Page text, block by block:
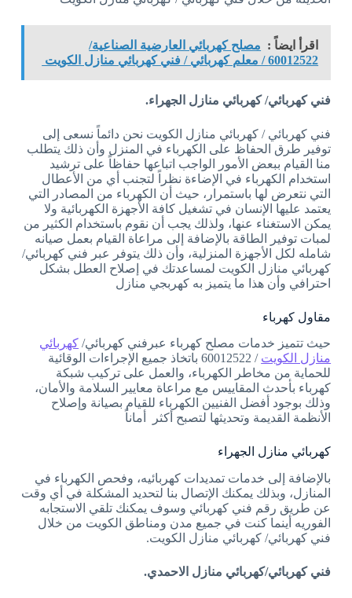
اقرأ ايضاً : مصلح كهربائي العارضية الصناعية/
60012522 / معلم كهربائي / فني كهربائي منازل الكويت
فني كهربائي/ كهربائي منازل الجهراء.
فني كهربائي / كهربائي منازل الكويت نحن دائماً نسعى إلى
توفير طرق الحفاظ على الكهرباء في المنزل وأن ذلك يتطلب
منا القيام ببعض الأمور الواجب اتباعها حفاظاً على ترشيد
استخدام الكهرباء في الإضاءة نظراً لتجنب أي من الأعطال
التي نتعرض لها باستمرار، حيث أن الكهرباء من المصادر التي
يعتمد عليها الإنسان في تشغيل كافة الأجهزة الكهربائية ولا
يمكن الاستغناء عنها، ولذلك يجب أن نقوم باستخدام الكثير من
لمبات توفير الطاقة بالإضافة إلى مراعاة القيام بعمل صيانه
شامله لكل الأجهزة المنزلية، وأن ذلك يتوفر عبر فني كهربائي/
كهربائي منازل الكويت لمساعدتك في إصلاح العطل بشكل
احترافي وأن هذا ما يتميز به كهربجي منازل
مقاول كهرباء
حيث تتميز خدمات مصلح كهرباء عبرفني كهربائي/ كهربائي
منازل الكويت
/ 60012522 باتخاذ جميع الإجراءات الوقائية
للحماية من مخاطر الكهرباء، والعمل على تركيب شبكة
كهرباء بأحدث المقاييس مع مراعاة معايير السلامة والأمان،
وذلك بوجود أفضل الفنيين الكهرباء للقيام بصيانة وإصلاح
الأنظمة القديمة وتحديثها لتصبح أكثر أماناً
كهربائي منازل الجهراء
بالإضافة إلى خدمات تمديدات كهربائيه، وفحص الكهرباء في
المنازل، وبذلك يمكنك الإتصال بنا لتحديد المشكلة في أي وقت
عن طريق رقم فني كهربائي وسوف يمكنك تلقي الاستجابه
الفوريه أينما كنت في جميع مدن ومناطق الكويت من خلال
فني كهربائي/ كهربائي منازل الكويت.
فني كهربائي/كهربائي منازل الاحمدي.